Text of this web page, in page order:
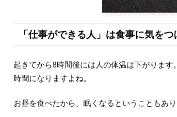
「仕事ができる人」は食事に気をつ
起きてから8時間後には人の体温は下がりま
時間になりますよね。
お昼を食べたから、眠くなるということもあ